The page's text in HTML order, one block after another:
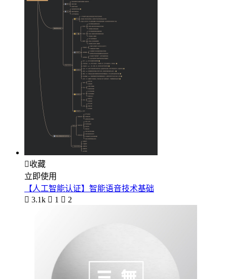
收藏
立即使用
【人工智能认证】智能语音技术基础
 3.1k  1  2